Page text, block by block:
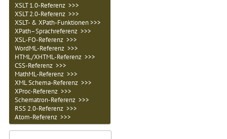
XSLT 1.0-Referenz >>>
XSLT 2.0-Referenz >>>
XSLT- & XPath-Funktionen >>>
XPath–Sprachreferenz >>>
XSL-FO-Referenz >>>
WordML-Referenz >>>
HTML/XHTML-Referenz >>>
CSS-Referenz >>>
MathML-Referenz >>>
XML Schema-Referenz >>>
XProc-Referenz >>>
Schematron-Referenz >>>
RSS 2.0-Referenz >>>
Atom-Referenz >>>